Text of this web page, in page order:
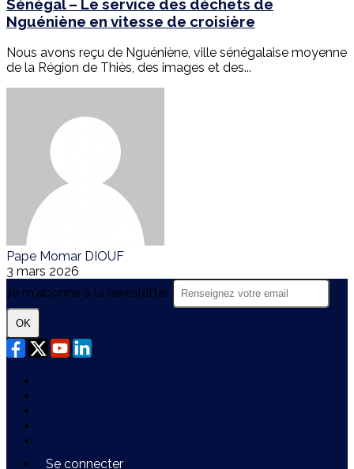
Sénégal – Le service des déchets de
Nguéniène en vitesse de croisière
Nous avons reçu de Nguéniène, ville sénégalaise moyenne
de la Région de Thiès, des images et des...
Pape Momar DIOUF
3 mars 2026
Je m'abonne à la newsletter
OK
Se connecter